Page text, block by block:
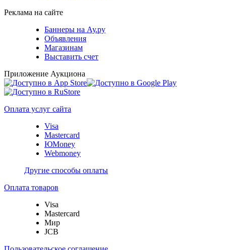
Реклама на сайте
Баннеры на Ау.ру
Объявления
Магазинам
Выставить счет
Приложение Аукциона
Оплата услуг сайта
Visa
Mastercard
ЮMoney
Webmoney
Другие способы оплаты
Оплата товаров
Visa
Mastercard
Мир
JCB